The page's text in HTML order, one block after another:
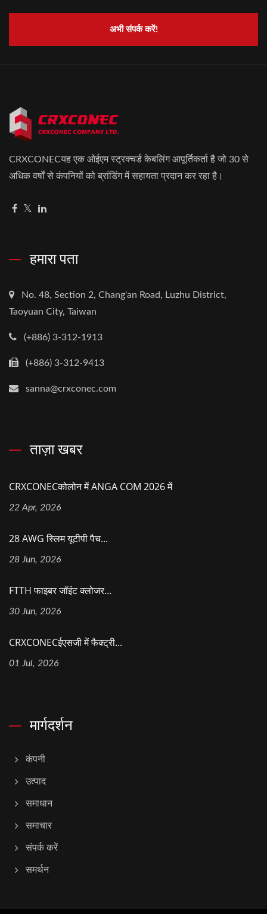
अभी संपर्क करें!
CRXCONECयह एक ओईएम स्ट्रक्चर्ड केबलिंग आपूर्तिकर्ता है जो 30 से
अधिक वर्षों से कंपनियों को ब्रांडिंग में सहायता प्रदान कर रहा है।
हमारा पता
No. 48, Section 2, Chang'an Road, Luzhu District,
Taoyuan City, Taiwan
(+886) 3-312-1913
(+886) 3-312-9413
sanna@crxconec.com
ताज़ा खबर
CRXCONECकोलोन में ANGA COM 2026 में
22 Apr, 2026
28 AWG स्लिम यूटीपी पैच...
28 Jun, 2026
FTTH फाइबर जॉइंट क्लोजर...
30 Jun, 2026
CRXCONECईएसजी में फैक्ट्री...
01 Jul, 2026
मार्गदर्शन
कंपनी
उत्पाद
समाधान
समाचार
संपर्क करें
समर्थन